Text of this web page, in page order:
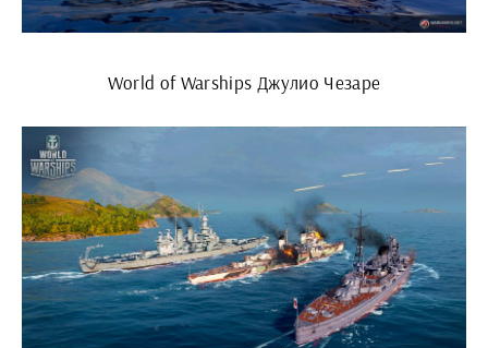
World of Warships Джулио Чезаре